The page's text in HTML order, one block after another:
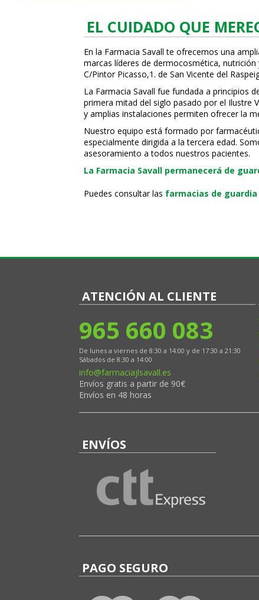
EL CUIDADO QUE
En la Farmacia Savall te ofrecemos una
marcas líderes de dermocosmética,
C/Pintor Picasso,1. de San Vicente del
La Farmacia Savall fue fundada a principios
primera mitad del siglo pasado por el Ilustre
y amplias instalaciones permiten ofrecer la
Nuestro equipo está formado por
especialmente dirigida a la tercera edad.
asesoramiento a todos nuestros pacientes.
La Farmacia Savall permanecerá de
Puedes consultar las farmacias de guardia
ATENCIÓN AL CLIENTE
965 660 083
De lunes a viernes de 8:30 a 14:00 y de 17:30 a 21:30
Sábados de 8:30 a 14:00
info@farmaciajlsavall.es
Envíos gratis a partir de 90€
Envíos en 48 horas
ENVÍOS
PAGO SEGURO